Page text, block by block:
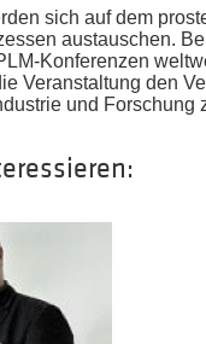
sich auf dem
austauschen.
Konferenzen
Veranstaltung den
und Forschung